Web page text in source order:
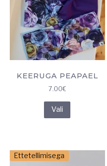
KEERUGA PEAPAEL
7.00€
Vali
varianti.
Ettetellimisega